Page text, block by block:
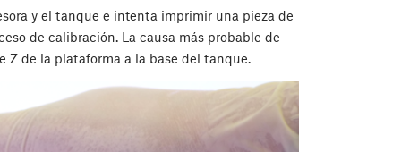
y el tanque e intenta imprimir una pieza de
de calibración. La causa más probable de
Z de la plataforma a la base del tanque.